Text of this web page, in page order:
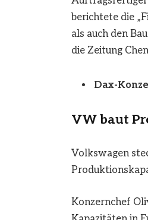
berichtete die
als auch den
die Zeitung
Dax-
VW baut
Volkswagen
Konzernchef